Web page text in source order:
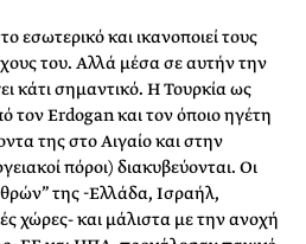
εσωτερικό και ικανοποιεί τους
του. Αλλά μέσα σε αυτήν την
κάτι σημαντικό. Η Τουρκία ως
τον Erdogan και τον όποιο ηγέτη
της στο Αιγαίο και στην
πόροι) διακυβεύονται. Οι
της -Ελλάδα, Ισραήλ,
χώρες- και μάλιστα με την ανοχή